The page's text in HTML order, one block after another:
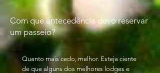
Com que antecedência devo reservar
um passeio?
Quanto mais cedo, melhor. Esteja ciente
de que alguns dos melhores lodges e